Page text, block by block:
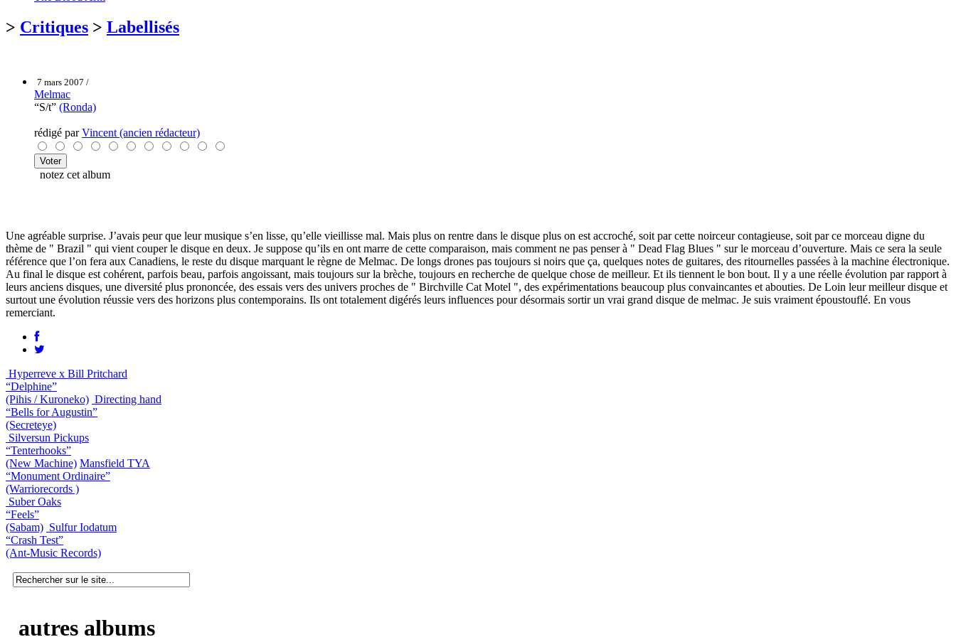
> Critiques > Labellisés
7 mars 2007 /
Melmac
“S/t” (Ronda)
rédigé parVincent (ancien rédacteur)
notez cet album
Une agréable surprise. J’avais peur que leur musique s’en lisse, qu’elle vieillisse mal. Mais plus on rentre dans le disque plus on est accroché, soit par cette noirceur contagieuse, soit par ce morceau digne du
thème de " Brazil " qui vient couper le disque en deux. Je suppose qu’ils en ont marre de cette comparaison, mais comment ne pas penser à " Dead Flag Blues " sur le morceau d’ouverture. Mais ce sera la seule
référence que l’on fera aux Canadiens, le reste du disque marquant le règne de Melmac. De longs drones pas toujours si noirs que ça, quelques notes de guitares, des ritournelles passées à la machine électronique.
Au final le disque est cohérent, parfois beau, parfois angoissant, mais toujours sur la brèche, toujours en recherche de quelque chose de meilleur. Et ils tiennent le bon bout. Il y a une réelle évolution par rapport à
leurs anciens disques, une diversité plus prononcée, des essais vers des univers proches de " Birchville Cat Motel ", des expérimentations beaucoup plus convaincantes et abouties. De Loin leur meilleur disque et
surtout une évolution réussie vers des horizons plus contemporains. Ils ont totalement digérés leurs influences pour désormais sortir un vrai grand disque de melmac. Je suis vraiment époustouflé. En vous
remerciant.
Hyperreve x Bill Pritchard
“Delphine”
(Pihis / Kuroneko) Directing hand
“Bells for Augustin”
(Secreteye)
Silversun Pickups
“Tenterhooks”
(New Machine) Mansfield TYA
“Monument Ordinaire”
(Warriorecords )
Suber Oaks
“Feels”
(Sabam) Sulfur Iodatum
“Crash Test”
(Ant-Music Records)
autres albums